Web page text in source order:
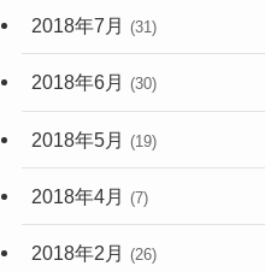
2018年7月 (31)
2018年6月 (30)
2018年5月 (19)
2018年4月 (7)
2018年2月 (26)